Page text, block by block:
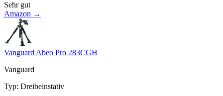
Sehr gut
Amazon →
Vanguard Abeo Pro 283CGH
Vanguard
Typ: Dreibeinstativ